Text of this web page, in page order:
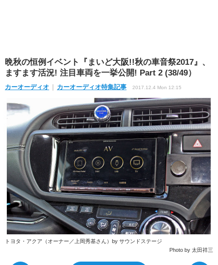
晩秋の恒例イベント『まいど大阪!!秋の車音祭2017』、
ますます活況! 注目車両を一挙公開! Part 2 (38/49）
カーオーディオ カーオーディオ特集記事 2017.12.4 Mon 12:15
トヨタ・アクア（オーナー／上岡秀基さん）by サウンドステージ
Photo by 太田祥三